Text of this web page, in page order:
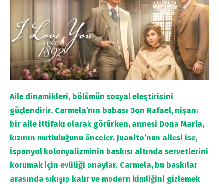
Aile dinamikleri, bölümün sosyal eleştirisini
güçlendirir. Carmela’nın babası Don Rafael, nişanı
bir aile ittifakı olarak görürken, annesi Dona Maria,
kızının mutluluğunu önceler. Juanito’nun ailesi ise,
İspanyol kolonyalizminin baskısı altında servetlerini
korumak için evliliği onaylar. Carmela, bu baskılar
arasında sıkışıp kalır ve modern kimliğini gizlemek